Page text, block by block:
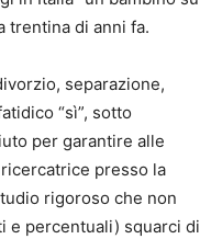
trentina di anni fa.
separazione,
“sì”, sotto
per garantire alle
presso la
rigoroso che non
e percentuali) squarci di